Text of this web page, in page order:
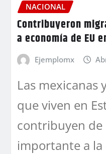
NACIONAL
Contribuyeron
a economía de EU
Ejemplomx
Las mexicanas
que viven en
contribuyen de
importante a la